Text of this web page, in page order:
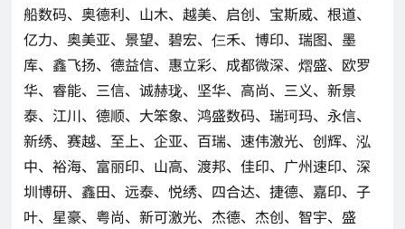
船数码、奥德利、山木、越美、启创、宝斯威、根道、
亿力、奥美亚、景望、碧宏、仨禾、博印、瑞图、墨
库、鑫飞扬、德益信、惠立彩、成都微深、熠盛、欧罗
华、睿能、三信、诚赫珑、坚华、高尚、三义、新景
泰、江川、德顺、大笨象、鸿盛数码、瑞珂玛、永信、
新绣、赛越、至上、企亚、百瑞、速伟激光、创辉、泓
中、裕海、富丽印、山高、渡邦、佳印、广州速印、深
圳博研、鑫田、远泰、悦绣、四合达、捷德、嘉印、子
叶、星豪、粤尚、新可激光、杰德、杰创、智宇、盛